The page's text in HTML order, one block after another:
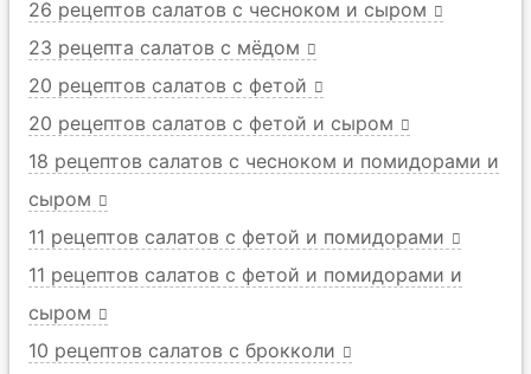
26 рецептов салатов с чесноком и сыром
23 рецепта салатов с мёдом
20 рецептов салатов с фетой
20 рецептов салатов с фетой и сыром
18 рецептов салатов с чесноком и помидорами и
сыром
11 рецептов салатов с фетой и помидорами
11 рецептов салатов с фетой и помидорами и
сыром
10 рецептов салатов с брокколи